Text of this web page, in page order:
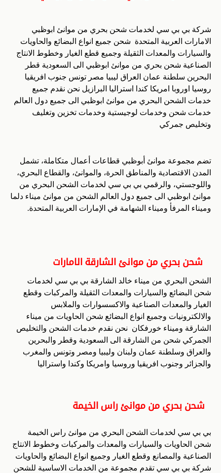
شركة بي بي سي لخدمات شحن بحري من موانئ ابوظبي
الامارات العربية المتحدة شحن جميع انواع البضائع والحاويات
والسيارات والمعدات الثقيلة وجميع قطع الغيار وخطوط الانتاج
الصناعية شحن بحري من موانئ ابوظبي الى السعودية قطر
البحرين سلطنة عمان العراق ليبيا مصر تونس جنوب افريقيا
روسيا اوروبا امريكا كندا استراليا البرازيل نحن نقدم جميع
خدمات الشحن البحري من موانئ ابوظبي الى جميع دول العالم
خدمات شحن وخدمات لوجيستية وخدمات تخزين وتغليف
وتخليص جمركي
تضم مجموعة موانئ أبوظبي قطاعات أعمال متكاملة، تشمل
المدن الاقتصادية والمناطق الحرة، والموانئ، والقطاع البحري،
واللوجستي، والرقمي بي بي سي لخدمات الشحن البحري من
موانئ ابوظبي الى جميع دول العالم الشحن من موانئ ميناء دلما
وميناء المرفأ وميناء الشهامة في الإمارات العربية المتحدة.
شحن بحري من موانئ الشارقة الامارات
الشحن البحري من ميناء خالد الشارقة بي بي سي لخدمات
شحن البضائع والسيارات والمعدات الثقيلة والمركبات وقطع
الغيار والمعدات الصناعية والاكسسوارات والملابس
والالكترونيات وجميع انواع البضائع شحن الحاويات من ميناء
الشارقة وميناء خورفكان نحن نقدم خدمات الشحن والتخليص
الجمركي شحن من الشارقة الى السعودية وقطر والبحرين
والعراق وسلطنة عمان ولبنان وليبيا ومصر وتونس والمغرب
والجزائر وجنوب افريقيا وروسيا وامريكا وكندا واستراليا
شحن بحري من موانئ راس الخيمة
بي بي سي لخدمات الشحن البحري من موانئ راس الخيمة
شحن الحاويات والسيارات والمعدات والمركبات وخطوط الانتاج
الصناعية والمصانع وقطع الغيار وجميع انواع البضائع والحاويات
شركة بي بي سي تقدم مجموعة من الخدمات الاساسية للشحن